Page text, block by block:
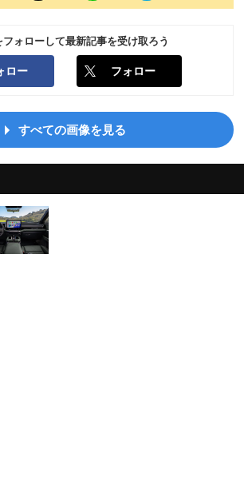
フォローして最新記事を受け取ろう
ロー フォロー
すべての画像を見る